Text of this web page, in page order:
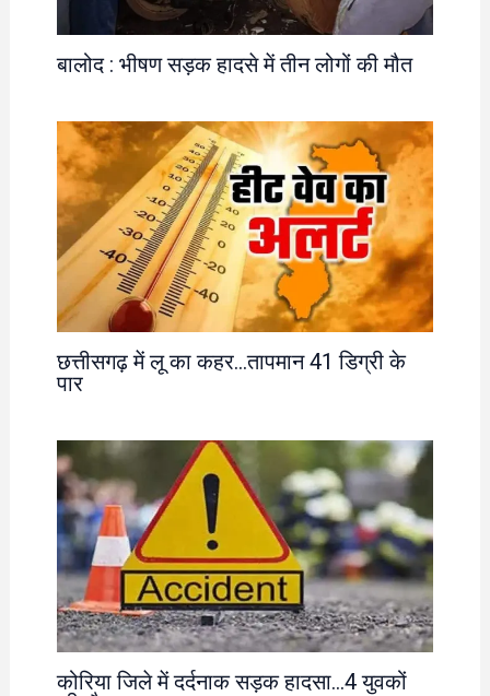
बालोद : भीषण सड़क हादसे में तीन लोगों की मौत
छत्तीसगढ़ में लू का कहर…तापमान 41 डिग्री के
पार
कोरिया जिले में दर्दनाक सड़क हादसा…4 युवकों